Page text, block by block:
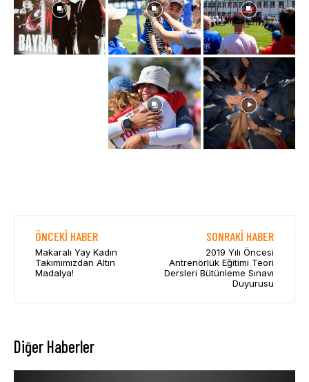
ÖNCEKI HABER
Makaralı Yay Kadın
Takımımızdan Altın
Madalya!
SONRAKI HABER
2019 Yılı Öncesi
Antrenörlük Eğitimi Teori
Dersleri Bütünleme Sınavı
Duyurusu
Diğer Haberler